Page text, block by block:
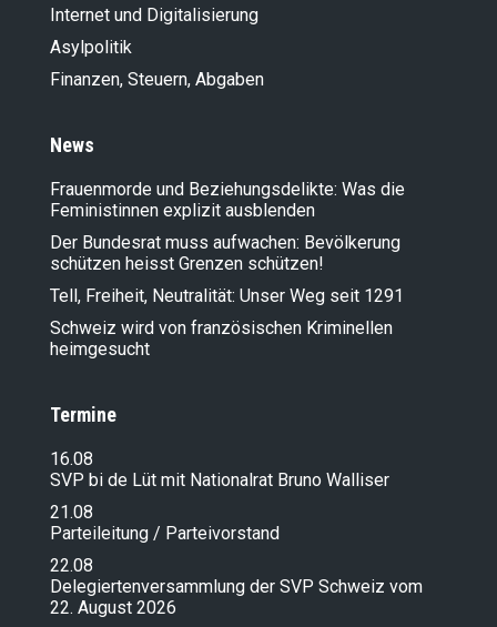
Internet und Digitalisierung
Asylpolitik
Finanzen, Steuern, Abgaben
News
Frauenmorde und Beziehungsdelikte: Was die
Feministinnen explizit ausblenden
Der Bundesrat muss aufwachen: Bevölkerung
schützen heisst Grenzen schützen!
Tell, Freiheit, Neutralität: Unser Weg seit 1291
Schweiz wird von französischen Kriminellen
heimgesucht
Termine
16.08
SVP bi de Lüt mit Nationalrat Bruno Walliser
21.08
Parteileitung / Parteivorstand
22.08
Delegiertenversammlung der SVP Schweiz vom
22. August 2026